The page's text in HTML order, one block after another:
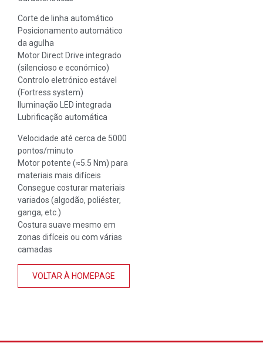
Corte de linha automático
Posicionamento automático
da agulha
Motor Direct Drive integrado
(silencioso e económico)
Controlo eletrónico estável
(Fortress system)
Iluminação LED integrada
Lubrificação automática
Velocidade até cerca de 5000
pontos/minuto
Motor potente (≈5.5 Nm) para
materiais mais difíceis
Consegue costurar materiais
variados (algodão, poliéster,
ganga, etc.)
Costura suave mesmo em
zonas difíceis ou com várias
camadas
VOLTAR À HOMEPAGE